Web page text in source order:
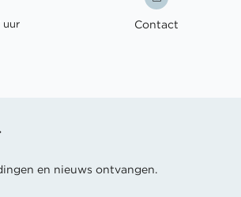
uur Contact
en nieuws ontvangen.